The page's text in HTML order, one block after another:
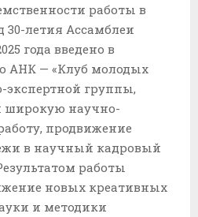
работы в
30-летия Ассамблеи
года введено в
АНК — «Клуб молодых
группы,
широкую научно-
продвижение
в научный кадровый
работы
новых креативных
и методики